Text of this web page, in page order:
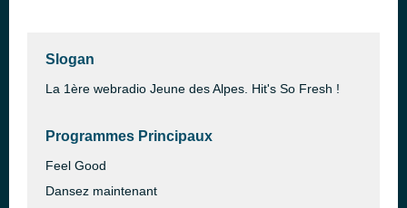
Slogan
La 1ère webradio Jeune des Alpes. Hit's So Fresh !
Programmes Principaux
Feel Good
Dansez maintenant